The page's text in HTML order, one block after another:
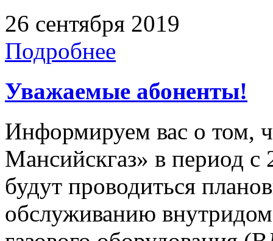
26 сентября 2019
Подробнее
Уважаемые абоненты!
Информируем вас о том,
Мансийскгаз» в период с
будут проводиться
обслуживанию